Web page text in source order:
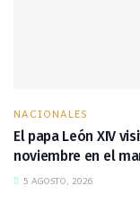
NACIONALES
El papa León XIV
noviembre en el
5 AGOSTO, 2026